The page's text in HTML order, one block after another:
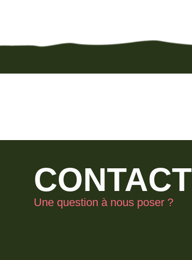
CONTACT
Une question à nous poser ?